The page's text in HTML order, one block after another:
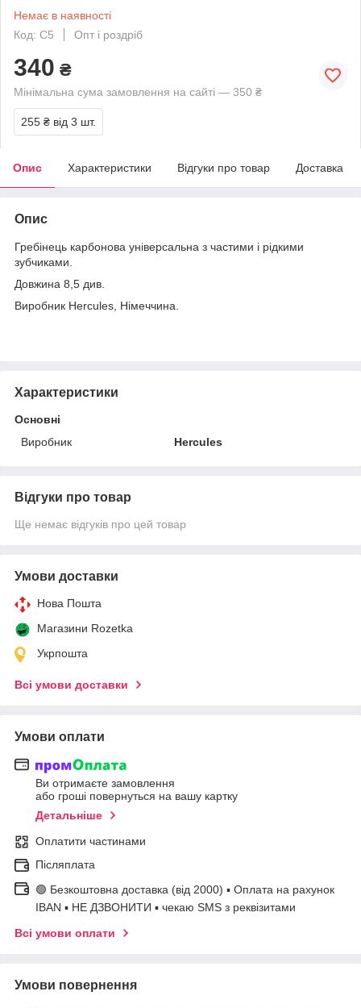
Немає в наявності
Код: C5
Опт і роздріб
340 ₴
Мінімальна сума замовлення на сайті — 350 ₴
255 ₴ від 3 шт.
Опис Характеристики Відгуки про товар Доставка
Опис
Гребінець карбонова універсальна з частими і рідкими
зубчиками.
Довжина 8,5 див.
Виробник Hercules, Німеччина.
Характеристики
Основні
Виробник
Hercules
Відгуки про товар
Ще немає відгуків про цей товар
Умови доставки
Нова Пошта
Магазини Rozetka
Укрпошта
Всі умови доставки
Умови оплати
Ви отримаєте замовлення
або гроші повернуться на вашу картку
Детальніше
Оплатити частинами
Післяплата
🟢 Безкоштовна доставка (від 2000) ▪ Оплата на рахунок
IBAN ▪ НЕ ДЗВОНИТИ ▪ чекаю SMS з реквізитами
Всі умови оплати
Умови повернення